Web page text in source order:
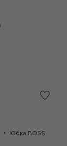
Юбка BOSS